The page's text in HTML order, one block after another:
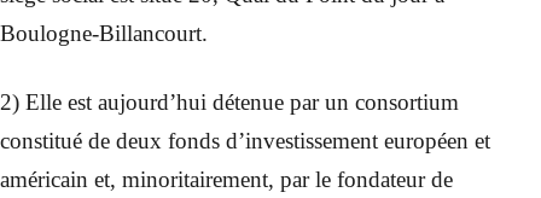
Boulogne-Billancourt.
2) Elle est aujourd’hui détenue par un consortium
constitué de deux fonds d’investissement européen et
américain et, minoritairement, par le fondateur de